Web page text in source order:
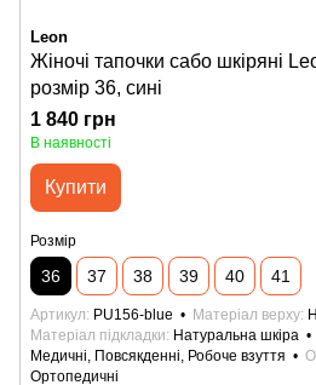
Leon
Жіночі тапочки сабо шкіряні
розмір 36, сині
1 840 грн
В наявності
Купити
Розмір
36 37 38 39 40 41
Артикул PU156-blue Матеріал верху
Матеріал підкладки
Натуральна шкіра
Медичні, Повсякденні, Робоче взуття
Ортопедичні